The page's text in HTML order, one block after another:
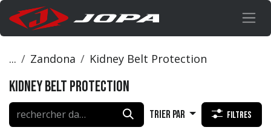
Se rendre au contenu
... Zandona Kidney Belt Protection
Kidney Belt Protection
Trier par Filtres